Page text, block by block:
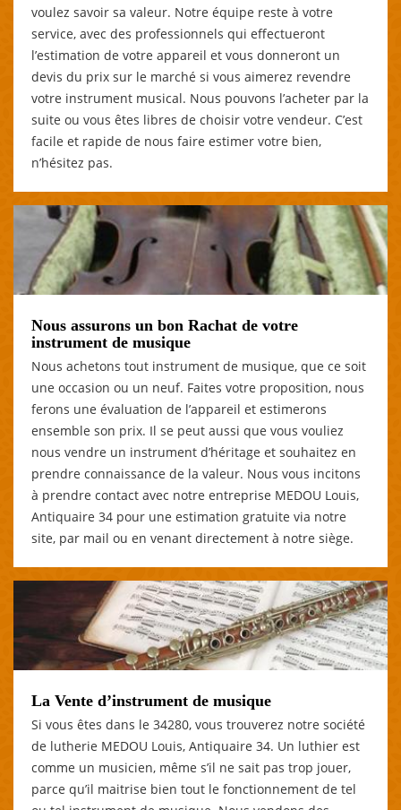
voulez savoir sa valeur. Notre équipe reste à votre
service, avec des professionnels qui effectueront
l’estimation de votre appareil et vous donneront un
devis du prix sur le marché si vous aimerez revendre
votre instrument musical. Nous pouvons l’acheter par la
suite ou vous êtes libres de choisir votre vendeur. C’est
facile et rapide de nous faire estimer votre bien,
n’hésitez pas.
Nous assurons un bon Rachat de votre
instrument de musique
Nous achetons tout instrument de musique, que ce soit
une occasion ou un neuf. Faites votre proposition, nous
ferons une évaluation de l’appareil et estimerons
ensemble son prix. Il se peut aussi que vous vouliez
nous vendre un instrument d’héritage et souhaitez en
prendre connaissance de la valeur. Nous vous incitons
à prendre contact avec notre entreprise MEDOU Louis,
Antiquaire 34 pour une estimation gratuite via notre
site, par mail ou en venant directement à notre siège.
La Vente d’instrument de musique
Si vous êtes dans le 34280, vous trouverez notre société
de lutherie MEDOU Louis, Antiquaire 34. Un luthier est
comme un musicien, même s’il ne sait pas trop jouer,
parce qu’il maitrise bien tout le fonctionnement de tel